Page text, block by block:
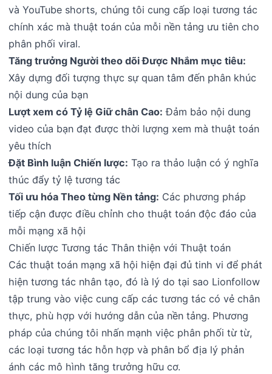
và YouTube shorts, chúng tôi cung cấp loại tương tác
chính xác mà thuật toán của mỗi nền tảng ưu tiên cho
phân phối viral.
Tăng trưởng Người theo dõi Được Nhắm mục tiêu:
Xây dựng đối tượng thực sự quan tâm đến phân khúc
nội dung của bạn
Lượt xem có Tỷ lệ Giữ chân Cao: Đảm bảo nội dung
video của bạn đạt được thời lượng xem mà thuật toán
yêu thích
Đặt Bình luận Chiến lược: Tạo ra thảo luận có ý nghĩa
thúc đẩy tỷ lệ tương tác
Tối ưu hóa Theo từng Nền tảng: Các phương pháp
tiếp cận được điều chỉnh cho thuật toán độc đáo của
mỗi mạng xã hội
Chiến lược Tương tác Thân thiện với Thuật toán
Các thuật toán mạng xã hội hiện đại đủ tinh vi để phát
hiện tương tác nhân tạo, đó là lý do tại sao Lionfollow
tập trung vào việc cung cấp các tương tác có vẻ chân
thực, phù hợp với hướng dẫn của nền tảng. Phương
pháp của chúng tôi nhấn mạnh việc phân phối từ từ,
các loại tương tác hỗn hợp và phân bổ địa lý phản
ánh các mô hình tăng trưởng hữu cơ.